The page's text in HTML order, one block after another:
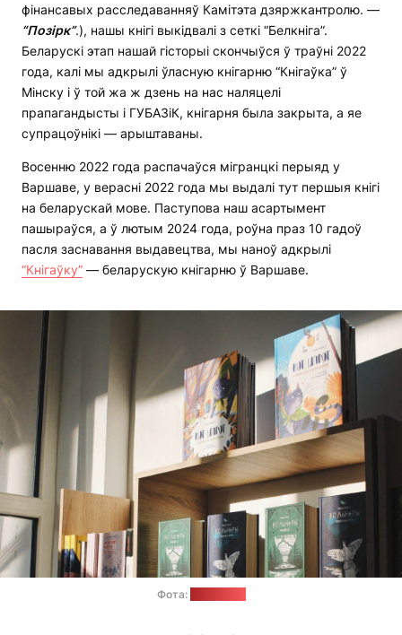
фінансавых расследаванняў Камітэта дзяржкантролю. —
“Позірк”.), нашы кнігі выкідвалі з сеткі “Белкніга”.
Беларускі этап нашай гісторыі скончыўся ў траўні 2022
года, калі мы адкрылі ўласную кнігарню “Кнігаўка” ў
Мінску і ў той жа ж дзень на нас наляцелі
прапагандысты і ГУБАЗіК, кнігарня была закрыта, а яе
супрацоўнікі — арыштаваны.
Восенню 2022 года распачаўся мігранцкі перыяд у
Варшаве, у верасні 2022 года мы выдалі тут першыя кнігі
на беларускай мове. Паступова наш асартымент
пашыраўся, а ў лютым 2024 года, роўна праз 10 гадоў
пасля заснавання выдавецтва, мы наноў адкрылі
“Кнігаўку” — беларускую кнігарню ў Варшаве.
Фота: